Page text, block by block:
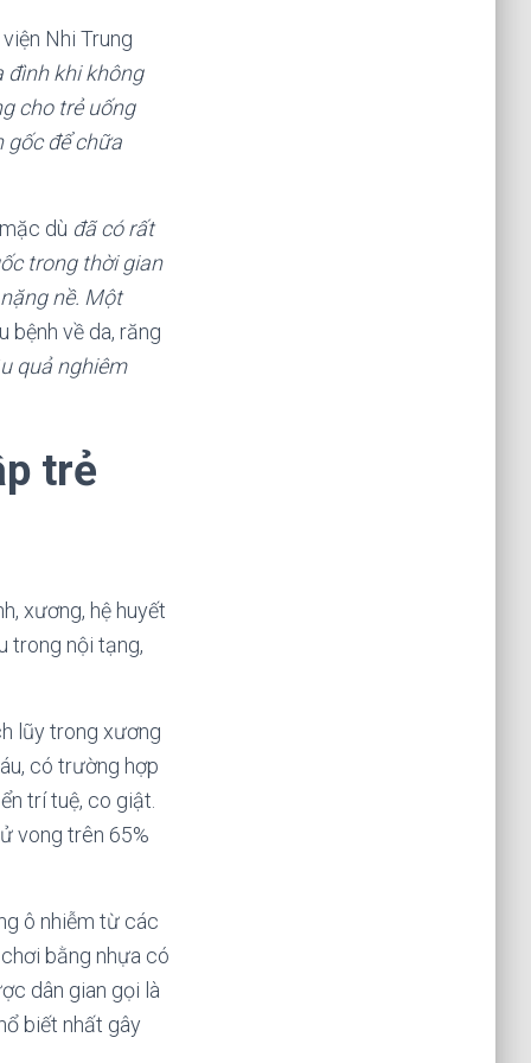
Nhi Trung
đình khi không
cho trẻ uống
gốc để chữa
dù đã có rất
c trong thời gian
nề. Một
bệnh về da, răng
quả nghiêm
trẻ
xương, hệ huyết
trong nội tạng,
lũy trong xương
có trường hợp
trí tuệ, co giật.
vong trên 65%
ô nhiễm từ các
bằng nhựa có
dân gian gọi là
biết nhất gây